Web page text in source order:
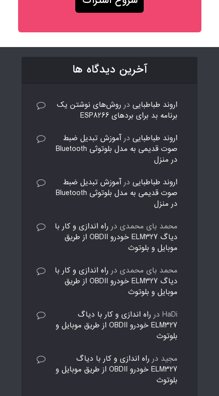
آخرین دیدگاه ها
اروند طباطبایی در روش‌های نوشتن یک
برنامه بد برای بردهای ESP8266
اروند طباطبایی درآموزش تبدیل ضبط
صوت قدیمی به مدل بلوتوثی Bluetooth
در منزل
اروند طباطبایی درآموزش تبدیل ضبط
صوت قدیمی به مدل بلوتوثی Bluetooth
در منزل
محمد بای محمدی در راه اندازی و کار با
دیاگ ELM327 خودرو OBDII از طریق
موبایل و بلوتوث
محمد بای محمدی در راه اندازی و کار با
دیاگ ELM327 خودرو OBDII از طریق
موبایل و بلوتوث
HaDi در راه اندازی و کار با دیاگ
ELM327 خودرو OBDII از طریق موبایل و
بلوتوث
مجید در راه اندازی و کار با دیاگ
ELM327 خودرو OBDII از طریق موبایل و
بلوتوث